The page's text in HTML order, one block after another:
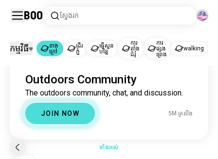
Boo ស្វែងរក
ខាងក្រៅ
ដើរភ្នំ 858K គ្រលីង
ធ្វើសួនបន្លែ
ការផ្សងព្រេង
កម្មវិធី
ខាង
ក្រៅ
ដើរ
ភ្នំ
ធ្វើសួន
បន្លែ
ការ
តាំង
ជំរុំ
ការ
ផ្សង
ព្រេង
walking
Outdoors Community
The outdoors community, chat, and discussion.
JOIN NOW 5M គ្រលីង
ទាំងអស់